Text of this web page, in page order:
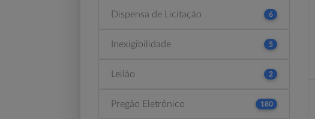
Dispensa de Licitação 6
Inexigibilidade 5
Leilão 2
Pregão Eletrônico 180